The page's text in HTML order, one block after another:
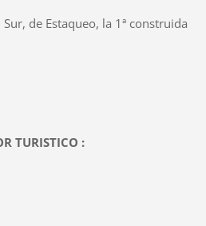
la 1ª construida
TURISTICO :